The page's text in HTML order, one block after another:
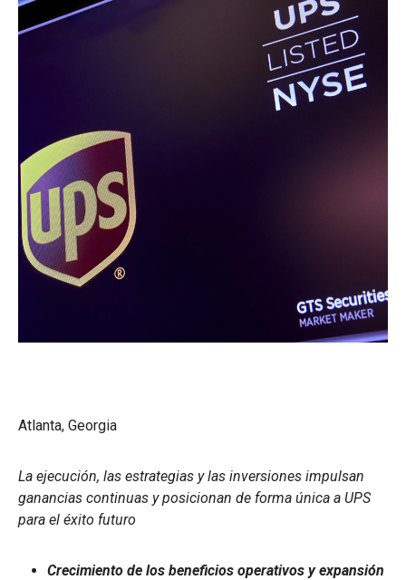
Atlanta, Georgia
La ejecución, las estrategias y las inversiones impulsan
ganancias continuas y posicionan de forma única a UPS
para el éxito futuro
Crecimiento de los beneficios operativos y expansión